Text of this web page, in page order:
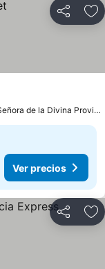
Compartir
a 1.5 km de: Nuestra Señora de la Divina Providencia
Ver precios
Compartir